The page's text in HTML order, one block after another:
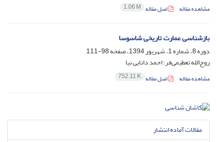
مشاهده مقاله اصل مقاله 1.06 M
بازشناسی عمارت تاریخی شاسوسا
دوره 8، شماره 1، شهریور 1394، صفحه
98-111
روح‌الله تعظیمی‌فر؛ احمد دانایی نیا
مشاهده مقاله اصل مقاله 752.11 K
مقالات آماده انتشار